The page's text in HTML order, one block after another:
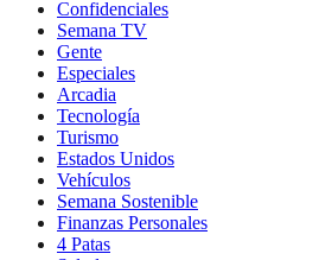
Confidenciales
Semana TV
Gente
Especiales
Arcadia
Tecnología
Turismo
Estados Unidos
Vehículos
Semana Sostenible
Finanzas Personales
4 Patas